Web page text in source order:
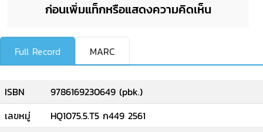
ก่อนเพิ่มแท็กหรือแสดงความคิดเห็น
Full Record MARC
ISBN
9786169230649 (pbk.)
เลขหมู่
HQ1075.5.T5 ก449 2561